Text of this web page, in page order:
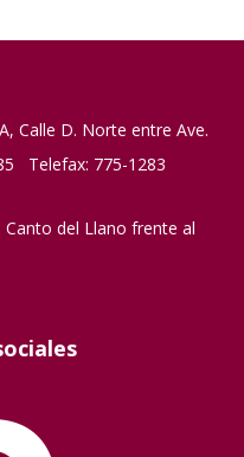
Calle D. Norte entre Ave.
Telefax: 775-1283
Canto del Llano frente al